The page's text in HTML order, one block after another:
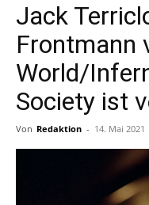
Jack
Frontmann
World/
Society ist
Von Redaktion - 14. Mai 2021